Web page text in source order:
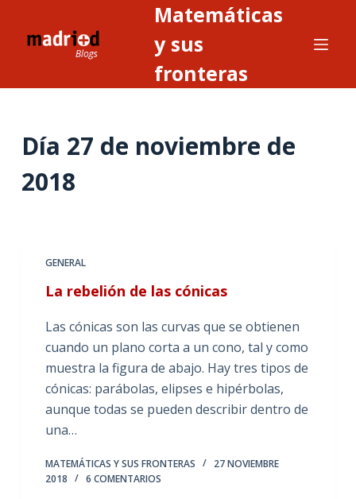
Matemáticas
y sus
fronteras
Día 27 de noviembre de
2018
GENERAL
La rebelión de las cónicas
Las cónicas son las curvas que se obtienen
cuando un plano corta a un cono, tal y como
muestra la figura de abajo. Hay tres tipos de
cónicas: parábolas, elipses e hipérbolas,
aunque todas se pueden describir dentro de
una…
MATEMÁTICAS Y SUS FRONTERAS
27 NOVIEMBRE
2018
6 COMENTARIOS